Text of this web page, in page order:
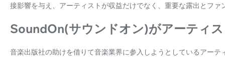
接影響を与え、アーティストが収益だけでなく、重要な露出とフ
SoundOn(サウンドオン)がアーティ
音楽出版社の助けを借りて音楽業界に参入しようとしているアー